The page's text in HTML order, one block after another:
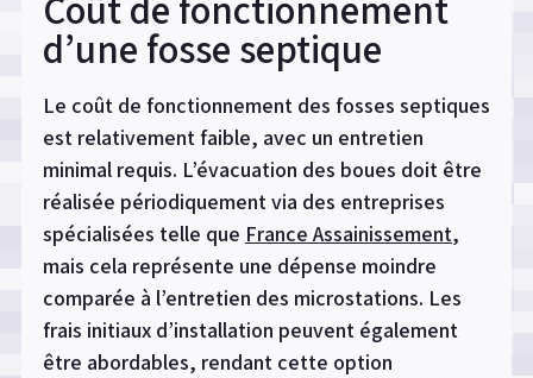
d’une fosse septique
Le coût de fonctionnement des fosses septiques
est relativement faible, avec un entretien
minimal requis. L’évacuation des boues doit être
réalisée périodiquement via des entreprises
spécialisées telle que France Assainissement,
mais cela représente une dépense moindre
comparée à l’entretien des microstations. Les
frais initiaux d’installation peuvent également
être abordables, rendant cette option